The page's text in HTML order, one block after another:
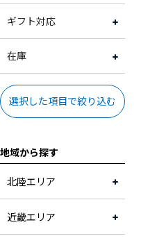
奈良県
和歌山県
岡山県
3,001円～4,000円
4,001円～5,000円
5,001円～10,000円
常温
冷蔵
ギフト対応
ギフト対応可
ギフト対応不可
在庫
在庫あり
選択した項目で絞り込む
地域から探す
北陸エリア
近畿エリア